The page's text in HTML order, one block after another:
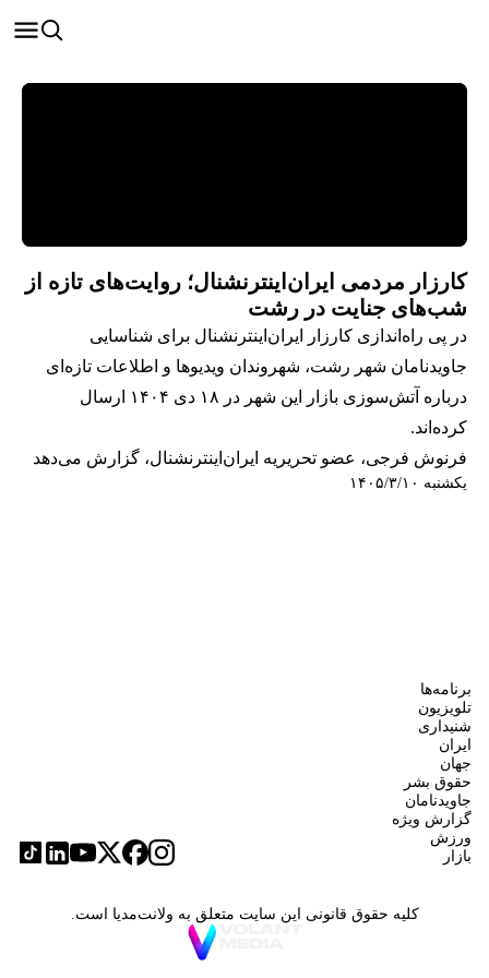
کارزار مردمی ایران‌اینترنشنال؛ روایت‌های تازه از
شب‌های جنایت در رشت
در پی راه‌اندازی کارزار ایران‌اینترنشنال برای شناسایی
جاویدنامان شهر رشت، شهروندان ویدیوها و اطلاعات تازه‌ای
درباره آتش‌سوزی بازار این شهر در ۱۸ دی ۱۴۰۴ ارسال
کرده‌اند.
فرنوش فرجی، عضو تحریریه ایران‌اینترنشنال، گزارش می‌دهد
یکشنبه ۱۴۰۵/۳/۱۰
برنامه‌ها
تلویزیون
شنیداری
ایران
جهان
حقوق بشر
جاویدنامان
گزارش ویژه
ورزش
بازار
کلیه حقوق قانونی این سایت متعلق به ولانت‌مدیا است.